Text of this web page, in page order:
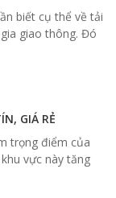
biết cụ thể về tải
giao thông. Đó
GIÁ RẺ
trọng điểm của
vực này tăng